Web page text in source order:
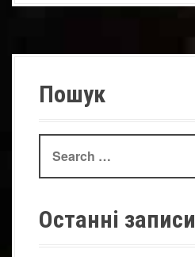
Пошук
Search
for:
Останні записи